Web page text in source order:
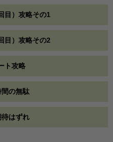
目）攻略その1
目）攻略その2
ト攻略
の無駄
はずれ